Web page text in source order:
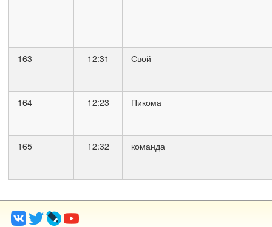
163 12:31 Свой
164 12:23 Пикома
165 12:32 команда